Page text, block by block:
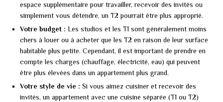
espace supplémentaire pour travailler, recevoir des invités ou
simplement vous détendre, un T2 pourrait être plus approprié.
Votre budget : Les studios et les T1 sont généralement moins
chers à louer ou à acheter que les T2 en raison de leur surface
habitable plus petite. Cependant, il est important de prendre en
compte les charges (chauffage, électricité, eau) qui peuvent
être plus élevées dans un appartement plus grand.
Votre style de vie : Si vous aimez cuisiner et recevoir des
invités, un appartement avec une cuisine séparée (T1 ou T2)